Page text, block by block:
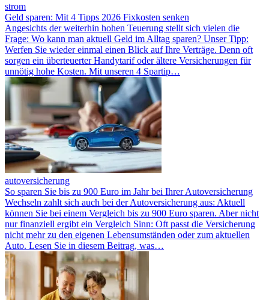
strom
Geld sparen: Mit 4 Tipps 2026 Fixkosten senken
Angesichts der weiterhin hohen Teuerung stellt sich vielen die
Frage: Wo kann man aktuell Geld im Alltag sparen? Unser Tipp:
Werfen Sie wieder einmal einen Blick auf Ihre Verträge. Denn oft
sorgen ein überteuerter Handytarif oder ältere Versicherungen für
unnötig hohe Kosten. Mit unseren 4 Spartip…
autoversicherung
So sparen Sie bis zu 900 Euro im Jahr bei Ihrer Autoversicherung
Wechseln zahlt sich auch bei der Autoversicherung aus: Aktuell
können Sie bei einem Vergleich bis zu 900 Euro sparen. Aber nicht
nur finanziell ergibt ein Vergleich Sinn: Oft passt die Versicherung
nicht mehr zu den eigenen Lebensumständen oder zum aktuellen
Auto. Lesen Sie in diesem Beitrag, was…